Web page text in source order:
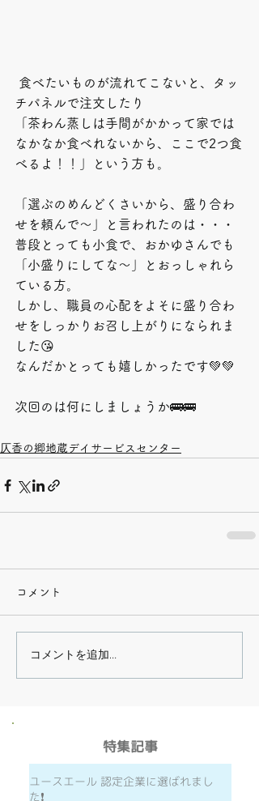
チパネルで注文したり
「茶わん蒸しは手間がかかって家では
なかなか食べれないから、ここで2つ食
べるよ！！」という方も。
「選ぶのめんどくさいから、盛り合わ
せを頼んで～」と言われたのは・・・
普段とっても小食で、おかゆさんでも
「小盛りにしてな～」とおっしゃれら
ている方。
しかし、職員の心配をよそに盛り合わ
せをしっかりお召し上がりになられま
した😘
なんだかとっても嬉しかったです💚💚
次回のは何にしましょうか🚌🚌
仄香の郷地蔵デイサービスセンター
コメント
コメントを追加…
​特集記事
ユースエール 認定企業に選ばれまし
た❗️